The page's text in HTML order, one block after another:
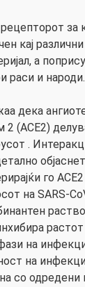
за
кај
a
раси и народи.
дека
2 (ACE2)
.
го
на SARS-
на
на
со одредени